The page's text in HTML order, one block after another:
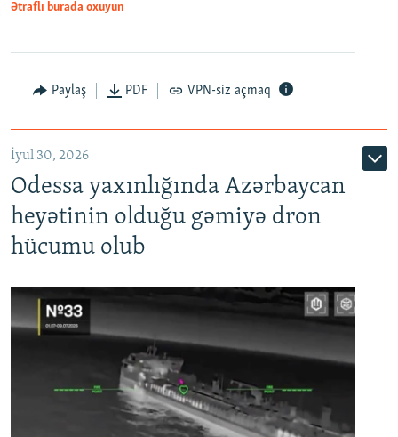
Ətraflı burada oxuyun
Paylaş PDF VPN-siz açmaq
İyul 30, 2026
Odessa yaxınlığında Azərbaycan
heyətinin olduğu gəmiyə dron
hücumu olub